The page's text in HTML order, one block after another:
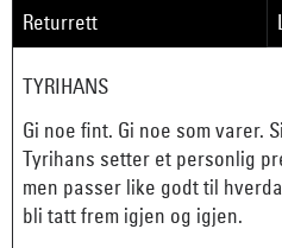
Returrett
TYRIHANS
Gi noe fint. Gi noe som varer.
Tyrihans setter et personlig
men passer like godt til
bli tatt frem igjen og igjen.